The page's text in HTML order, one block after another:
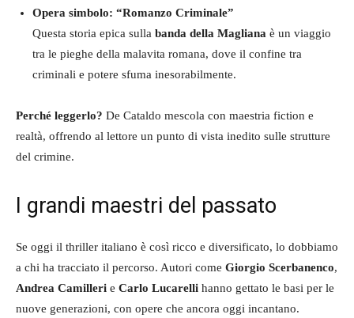
Opera simbolo: “Romanzo Criminale”
Questa storia epica sulla banda della Magliana è un viaggio
tra le pieghe della malavita romana, dove il confine tra
criminali e potere sfuma inesorabilmente.
Perché leggerlo? De Cataldo mescola con maestria fiction e
realtà, offrendo al lettore un punto di vista inedito sulle strutture
del crimine.
I grandi maestri del passato
Se oggi il thriller italiano è così ricco e diversificato, lo dobbiamo
a chi ha tracciato il percorso. Autori come Giorgio Scerbanenco,
Andrea Camilleri e Carlo Lucarelli hanno gettato le basi per le
nuove generazioni, con opere che ancora oggi incantano.